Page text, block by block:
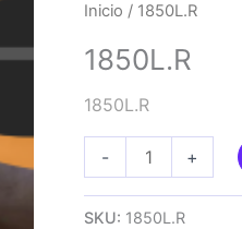
Inicio / 1850L.R
1850L.R
1850L.R
-
1850L.R
cantidad
+
SKU: 1850L.R